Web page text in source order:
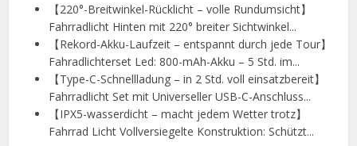
【220°-Breitwinkel-Rücklicht – volle Rundumsicht】
Fahrradlicht Hinten mit 220° breiter Sichtwinkel...
【Rekord-Akku-Laufzeit – entspannt durch jede Tour】
Fahradlichterset Led: 800-mAh-Akku – 5 Std. im...
【Type-C-Schnellladung – in 2 Std. voll einsatzbereit】
Fahrradlicht Set mit Universeller USB-C-Anschluss...
【IPX5-wasserdicht – macht jedem Wetter trotz】
Fahrrad Licht Vollversiegelte Konstruktion: Schützt...